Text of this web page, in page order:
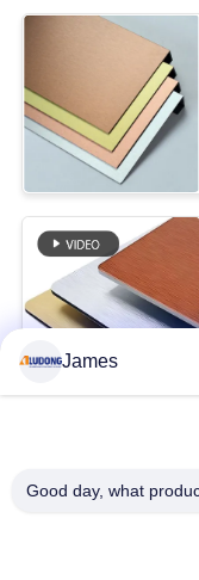
James
Good day, what